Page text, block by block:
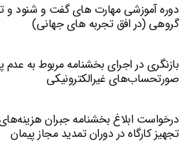
دوره آموزشی مهارت های گفت و شنود و
گروهی (در افق تجربه های جهانی)
بازنگری در اجرای بخشنامه مربوط به
صورتحساب‌های غیرالکترونیکی
درخواست ابلاغ بخشنامه جبران
تجهیز کارگاه در دوران تمدید مجاز پیمان